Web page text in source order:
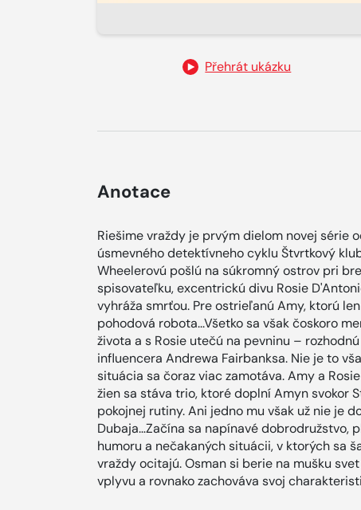
Přehrát ukázku
Anotace
Riešime vraždy je prvým dielom novej série
úsmevného detektívneho cyklu Štvrtkový
Wheelerovú pošlú na súkromný ostrov pri
spisovateľku, excentrickú divu Rosie
vyhráža smrťou. Pre ostrieľanú Amy, ktorú
pohodová robota...Všetko sa však čoskoro
života a s Rosie utečú na pevninu –
influencera Andrewa Fairbanksa. Nie je to
situácia sa čoraz viac zamotáva. Amy a
žien sa stáva trio, ktoré doplní Amyn svokor
pokojnej rutiny. Ani jedno mu však už nie je
Dubaja…Začína sa napínavé dobrodružstvo,
humoru a nečakaných situácii, v ktorých sa
vraždy ocitajú. Osman si berie na mušku
vplyvu a rovnako zachováva svoj